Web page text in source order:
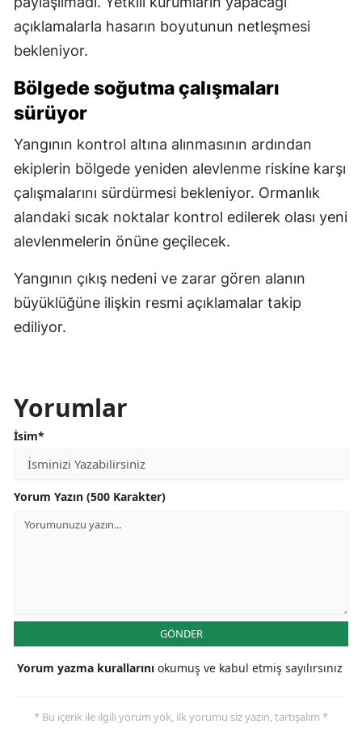
açıklamalarla hasarın boyutunun netleşmesi
bekleniyor.
Bölgede soğutma çalışmaları
sürüyor
Yangının kontrol altına alınmasının ardından
ekiplerin bölgede yeniden alevlenme riskine karşı
çalışmalarını sürdürmesi bekleniyor. Ormanlık
alandaki sıcak noktalar kontrol edilerek olası yeni
alevlenmelerin önüne geçilecek.
Yangının çıkış nedeni ve zarar gören alanın
büyüklüğüne ilişkin resmi açıklamalar takip
ediliyor.
Yorumlar
İsim*
Yorum Yazın (500 Karakter)
GÖNDER
Yorum yazma kurallarını okumuş ve kabul etmiş sayılırsınız
* Bu içerik ile ilgili yorum yok, ilk yorumu siz yazın, tartışalım *